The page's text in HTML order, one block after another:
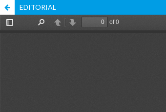
EDITORIAL